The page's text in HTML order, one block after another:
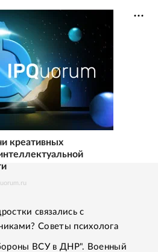
креативных
связались с
Советы психолога
ВСУ в ДНР". Военный